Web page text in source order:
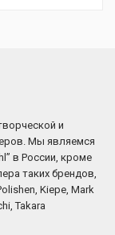
и
Мы являемся
в России, кроме
таких брендов,
Kiepe, Mark
Takara